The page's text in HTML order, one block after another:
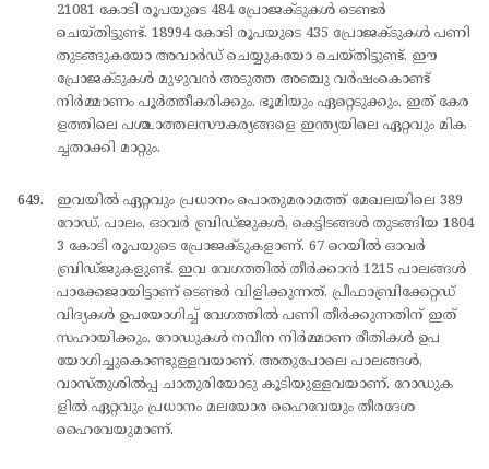
21081 കോടി രൂപയുടെ 484 പ്രോജക്ടുകള്‍ ടെണ്ടര്‍
ചെയ്തിട്ടുണ്ട്. 18994 കോടി രൂപയുടെ 435 പ്രോജക്ടുകള്‍ പണി
തുടങ്ങുകയോ അവാര്‍ഡ് ചെയ്യുകയോ ചെയ്തിട്ടുണ്ട്. ഈ
പ്രോജക്ടുകള്‍ മുഴുവന്‍ അടുത്ത അഞ്ചു വര്‍ഷംകൊണ്ട്
നിര്‍മ്മാണം പൂര്‍ത്തീകരിക്കും. ഭൂമിയും ഏറ്റെടുക്കും. ഇത് കേര
ളത്തിലെ പശ്ചാത്തലസൗകര്യങ്ങളെ ഇന്ത്യയിലെ ഏറ്റവും മിക
ച്ചതാക്കി മാറ്റും.
ഇവയില്‍ ഏറ്റവും പ്രധാനം പൊതുമരാമത്ത് മേഖലയിലെ 389
റോഡ്, പാലം, ഓവര്‍ ബ്രിഡ്ജുകള്‍, കെട്ടിടങ്ങള്‍ തുടങ്ങിയ 1804
3 കോടി രൂപയുടെ പ്രോജക്ടുകളാണ്. 67 റെയില്‍ ഓവര്‍
ബ്രിഡ്ജുകളുണ്ട്. ഇവ വേഗത്തില്‍ തീര്‍ക്കാന്‍ 1215 പാലങ്ങള്‍
പാക്കേജായിട്ടാണ് ടെണ്ടര്‍ വിളിക്കുന്നത്. പ്രീഫാബ്രിക്കേറ്റഡ്
വിദ്യകള്‍ ഉപയോഗിച്ച് വേഗത്തില്‍ പണി തീര്‍ക്കുന്നതിന് ഇത്
സഹായിക്കും. റോഡുകള്‍ നവീന നിര്‍മ്മാണ രീതികള്‍ ഉപ
യോഗിച്ചുകൊണ്ടുള്ളവയാണ്. അതുപോലെ പാലങ്ങള്‍,
വാസ്തുശില്‍പ്പ ചാതുരിയോടു കൂടിയുള്ളവയാണ്. റോഡുക
ളില്‍ ഏറ്റവും പ്രധാനം മലയോര ഹൈവേയും തീരദേശ
ഹൈവേയുമാണ്.